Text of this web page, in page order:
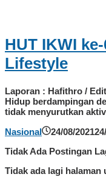
HUT IKWI
Lifestyle
Laporan : Hafithro /
Hidup berdampingan
tidak menyurutkan
Nasional
24/08/2021
Tidak Ada Postingan
Tidak ada lagi halaman